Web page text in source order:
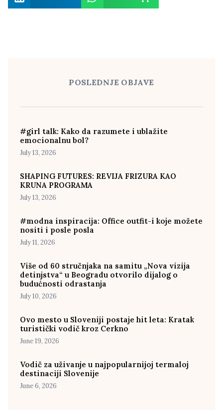
POSLEDNJE OBJAVE
#girl talk: Kako da razumete i ublažite
emocionalnu bol?
July 13, 2026
SHAPING FUTURES: REVIJA FRIZURA KAO
KRUNA PROGRAMA
July 13, 2026
#modna inspiracija: Office outfit-i koje možete
nositi i posle posla
July 11, 2026
Više od 60 stručnjaka na samitu „Nova vizija
detinjstva“ u Beogradu otvorilo dijalog o
budućnosti odrastanja
July 10, 2026
Ovo mesto u Sloveniji postaje hit leta: Kratak
turistički vodič kroz Cerkno
June 19, 2026
Vodič za uživanje u najpopularnijoj termaloj
destinaciji Slovenije
June 6, 2026